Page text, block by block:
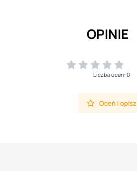
OPINIE
Liczba ocen: 0
Oceń i opisz